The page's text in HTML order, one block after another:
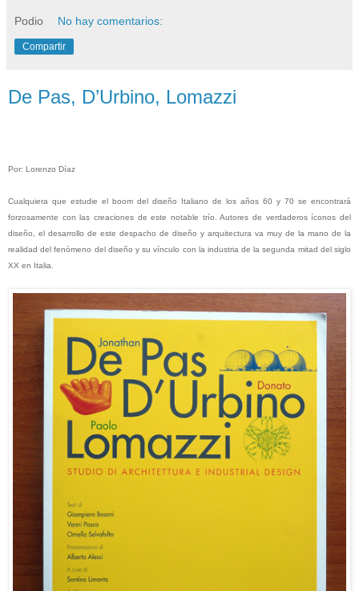
Podio No hay comentarios:
Compartir
De Pas, D’Urbino, Lomazzi
Por: Lorenzo Díaz
Cualquiera que estudie el boom del diseño Italiano de los años 60 y 70 se encontrará
forzosamente con las creaciones de este notable trío. Autores de verdaderos íconos del
diseño, el desarrollo de este despacho de diseño y arquitectura va muy de la mano de la
realidad del fenómeno del diseño y su vínculo con la industria de la segunda mitad del siglo
XX en Italia.